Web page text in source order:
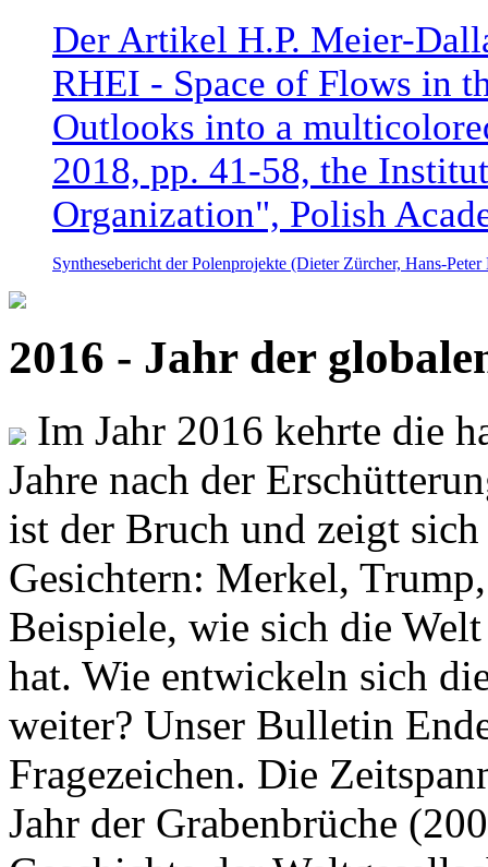
Der Artikel H.P. Meier-
RHEI - Space of Flows in
Outlooks into a
2018, pp. 41-58, the
Organization", Polish
Synthesebericht der Polenprojekte (Dieter Zürcher, Hans-
2016 - Jahr der
Im Jahr 2016 kehrte die
Jahre nach der
ist der Bruch und zeigt
Gesichtern: Merkel,
Beispiele, wie sich die
hat. Wie entwickeln sich
weiter? Unser Bulletin
Fragezeichen. Die
Jahr der Grabenbrüche